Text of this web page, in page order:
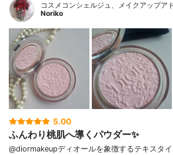
コスメコンシェルジュ、メイクアップア
Noriko
5.00
ふんわり桃肌へ導くパウダー✨
@diormakeupディオールを象徴するテキスタ